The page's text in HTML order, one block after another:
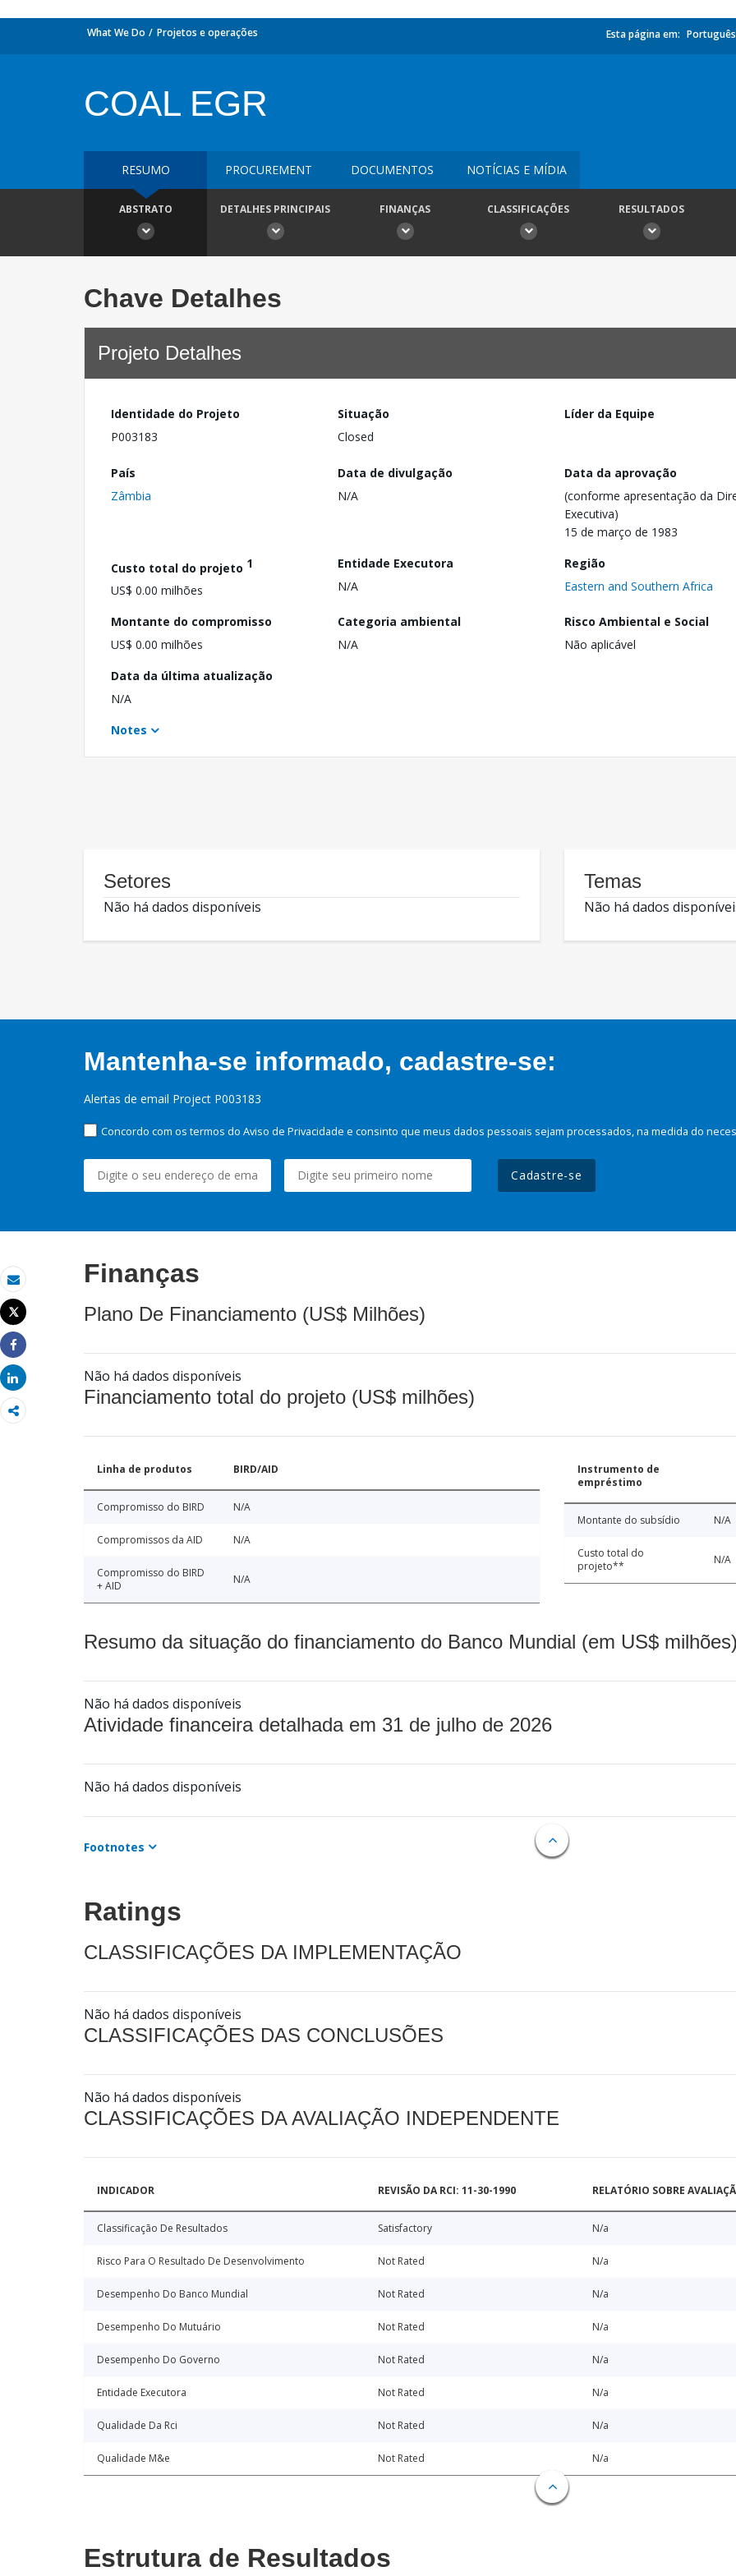
Email
Imprimir
Tweet
Share
Share
What We Do Projetos e operações Esta página em: Português
COAL EGR
RESUMO PROCUREMENT DOCUMENTOS NOTÍCIAS E MÍDIA
ABSTRATO DETALHES PRINCIPAIS FINANÇAS CLASSIFICAÇÕES RESULTADOS
Chave Detalhes
Projeto Detalhes
Identidade do Projeto
P003183
Situação
Closed
Líder da Equipe
País
Zâmbia
Data de divulgação
N/A
Data da aprovação
(conforme apresentação da
Executiva)
15 de março de 1983
Custo total do projeto 1
US$ 0.00 milhões
Entidade Executora
N/A
Região
Eastern and Southern Africa
Montante do compromisso
US$ 0.00 milhões
Categoria ambiental
N/A
Risco Ambiental e Social
Não aplicável
Data da última atualização
N/A
Notes
Setores
Não há dados disponíveis
Temas
Não há dados
Mantenha-se informado, cadastre-se:
Alertas de email Project P003183
Concordo com os termos do Aviso de Privacidade e consinto que meus dados pessoais sejam processados, na medida do
Cadastre-se
Finanças
Plano De Financiamento (US$ Milhões)
Não há dados disponíveis
Financiamento total do projeto (US$ milhões)
Linha de produtos BIRD/AID
Compromisso do BIRD N/A
Compromissos da AID N/A
Compromisso do BIRD
+ AID
N/A
Instrumento de
empréstimo
Montante do subsídio N/A
Custo total do
projeto**
N/A
Resumo da situação do financiamento do Banco Mundial (em US$
Não há dados disponíveis
Atividade financeira detalhada em 31 de julho de 2026
Não há dados disponíveis
Footnotes
Ratings
CLASSIFICAÇÕES DA IMPLEMENTAÇÃO
Não há dados disponíveis
CLASSIFICAÇÕES DAS CONCLUSÕES
Não há dados disponíveis
CLASSIFICAÇÕES DA AVALIAÇÃO INDEPENDENTE
INDICADOR REVISÃO DA RCI: 11-30-1990 RELATÓRIO SOBRE
Classificação De Resultados Satisfactory N/a
Risco Para O Resultado De Desenvolvimento Not Rated N/a
Desempenho Do Banco Mundial Not Rated N/a
Desempenho Do Mutuário Not Rated N/a
Desempenho Do Governo Not Rated N/a
Entidade Executora Not Rated N/a
Qualidade Da Rci Not Rated N/a
Qualidade M&e Not Rated N/a
Estrutura de Resultados